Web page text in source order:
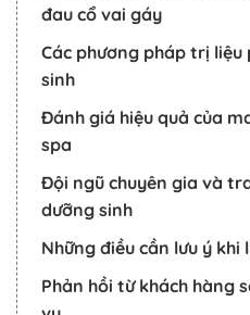
đau cổ vai gáy
Các phương pháp trị
sinh
Đánh giá hiệu quả của
spa
Đội ngũ chuyên gia và
dưỡng sinh
Những điều cần lưu ý
Phản hồi từ khách hàng